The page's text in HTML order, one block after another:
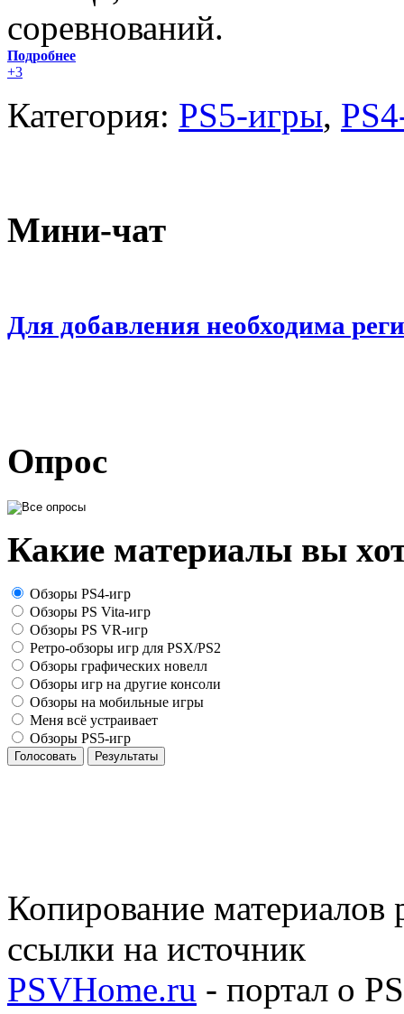
соревнований.
Подробнее
+3
Категория: PS5-игры,
Мини-чат
Для добавления необходима
Опрос
Какие материалы вы
Обзоры PS4-игр
Обзоры PS Vita-игр
Обзоры PS VR-игр
Ретро-обзоры игр для PSX/PS2
Обзоры графических новелл
Обзоры игр на другие консоли
Обзоры на мобильные игры
Меня всё устраивает
Обзоры PS5-игр
Голосовать Результаты
Копирование материалов
ссылки на источник
PSVHome.ru - портал о